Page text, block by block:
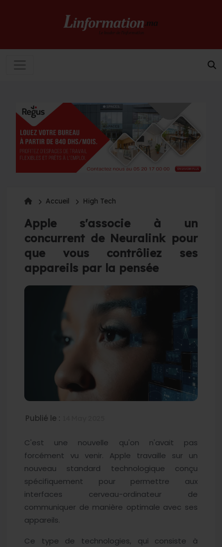
Accueil High Tech
Apple s'associe à un
concurrent de Neuralink pour
que vous contrôliez ses
appareils par la pensée
Publié le :
C'est une nouvelle qu'on n'avait pas
forcément vu venir. Apple travaille sur un
nouveau standard technologique conçu
spécifiquement pour permettre aux
interfaces cerveau-ordinateur de
communiquer de manière optimale avec ses
appareils.
Ce type de technologies, qui consiste à